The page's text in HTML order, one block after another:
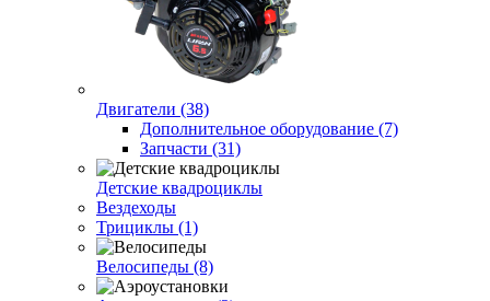
Двигатели (38)
Дополнительное оборудование (7)
Запчасти (31)
Детские квадроциклы
Вездеходы
Трициклы (1)
Велосипеды (8)